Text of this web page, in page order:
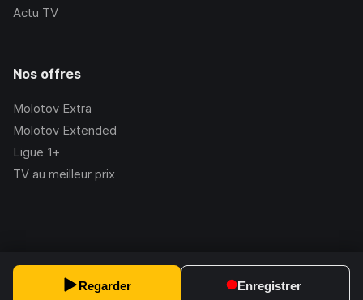
Regarder Enregistrer
Actu TV
Nos offres
Molotov Extra
Molotov Extended
Ligue 1+
TV au meilleur prix
2.228.1